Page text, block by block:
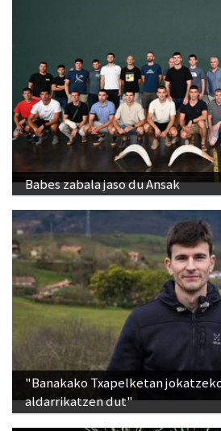
Babes zabala jaso du Ansak
"Banakako Txapelketan
aldarrikatzen dut"